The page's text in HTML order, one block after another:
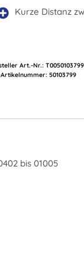
Kurze Distanz
Art.-Nr.: T0050103799
Artikelnummer: 50103799
bis 01005